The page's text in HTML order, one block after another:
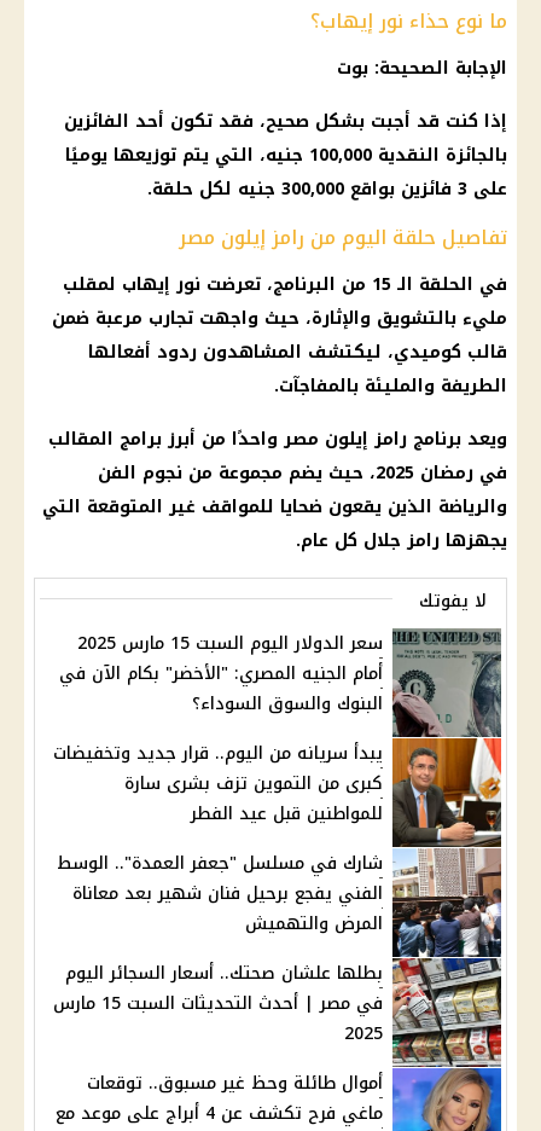
ما نوع حذاء نور إيهاب؟
الإجابة الصحيحة: بوت
إذا كنت قد أجبت بشكل صحيح، فقد تكون أحد الفائزين
بالجائزة النقدية 100,000 جنيه، التي يتم توزيعها يوميًا
على 3 فائزين بواقع 300,000 جنيه لكل حلقة.
تفاصيل حلقة اليوم من رامز إيلون مصر
في الحلقة الـ 15 من البرنامج، تعرضت نور إيهاب لمقلب
مليء بالتشويق والإثارة، حيث واجهت تجارب مرعبة ضمن
قالب كوميدي، ليكتشف المشاهدون ردود أفعالها
الطريفة والمليئة بالمفاجآت.
ويعد برنامج رامز إيلون مصرواحدًا من أبرز برامج المقالب
في رمضان 2025
، حيث يضم مجموعة من نجوم الفن
والرياضة الذين يقعون ضحايا للمواقف غير المتوقعة التي
يجهزها رامز جلال كل عام.
لا يفوتك
سعر الدولار اليوم السبت 15 مارس 2025
أمام الجنيه المصري: "الأخضر" بكام الآن في
البنوك والسوق السوداء؟
يبدأ سريانه من اليوم.. قرار جديد وتخفيضات
كبرى من التموين تزف بشرى سارة
للمواطنين قبل عيد الفطر
شارك في مسلسل "جعفر العمدة".. الوسط
الفني يفجع برحيل فنان شهير بعد معاناة
المرض والتهميش
بطلها علشان صحتك.. أسعار السجائر اليوم
في مصر | أحدث التحديثات السبت 15 مارس
2025
أموال طائلة وحظ غير مسبوق.. توقعات
ماغي فرح تكشف عن 4 أبراج على موعد مع